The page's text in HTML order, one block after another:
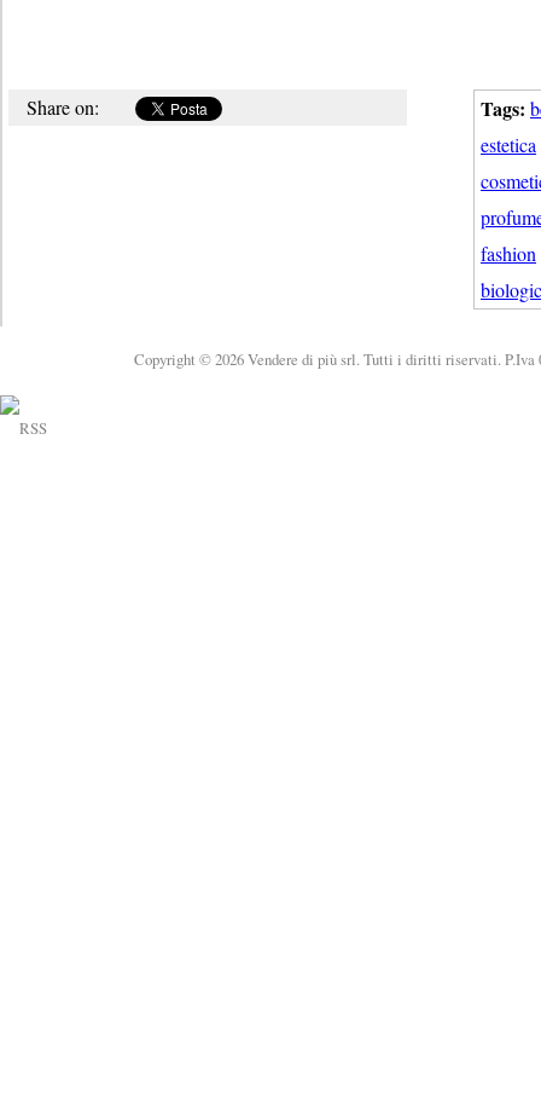
Tags:
estetica
fashion
Share on:
Copyright © 2026 Vendere di più srl. Tutti i diritti riservati. P.Iva